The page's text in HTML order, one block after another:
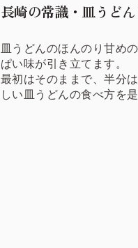
長崎の常識・皿うど
皿うどんのほんのり甘め
ぱい味が引き立てます。
最初はそのままで、半分
しい皿うどんの食べ方を